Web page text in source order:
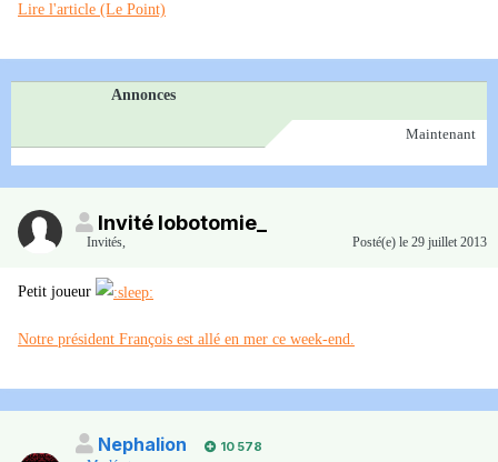
Lire l'article (Le Point)
Annonces
Maintenant
Invité lobotomie_
Invités, Posté(e) le 29 juillet 2013
Petit joueur
Notre président François est allé en mer ce week-end.
Nephalion
10 578